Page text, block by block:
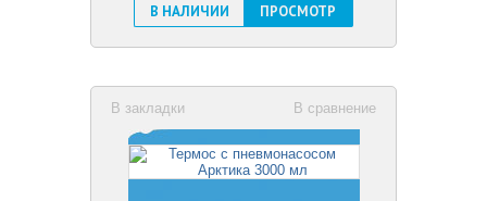
В НАЛИЧИИ
ПРОСМОТР
В сравнение
В закладки